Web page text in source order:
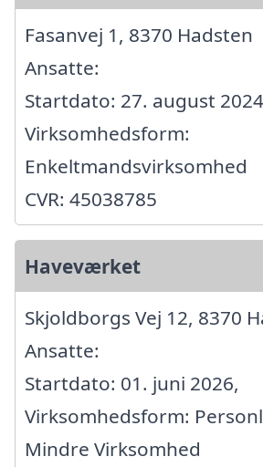
Fasanvej 1, 8370 Hadsten
Ansatte:
Startdato: 27. august
Virksomhedsform:
Enkeltmandsvirksomhed
CVR: 45038785
Haveværket
Skjoldborgs Vej 12, 8370
Ansatte:
Startdato: 01. juni 2026,
Virksomhedsform:
Mindre Virksomhed